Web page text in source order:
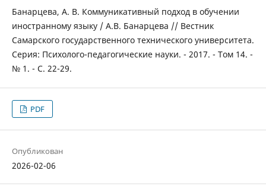
Банарцева, А. В. Коммуникативный подход в обучении
иностранному языку / А.В. Банарцева // Вестник
Самарского государственного технического университета.
Серия: Психолого-педагогические науки. - 2017. - Том 14. -
№ 1. - С. 22-29.
PDF
Опубликован
2026-02-06